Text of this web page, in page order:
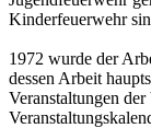
Kinderfeuerwehr
1972 wurde der
dessen Arbeit
Veranstaltungen